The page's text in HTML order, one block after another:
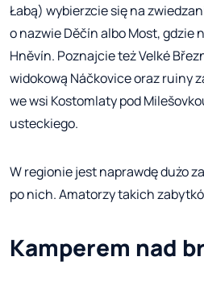
Łabą) wybierzcie się na
o nazwie Děčín albo Most, gdzie
Hněvín. Poznajcie też Velké
widokową Náčkovice oraz ruiny
we wsi Kostomlaty pod
usteckiego.
W regionie jest naprawdę dużo
po nich. Amatorzy takich
Kamperem nad